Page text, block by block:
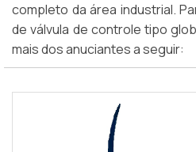
completo da área industrial.
de válvula de controle tipo
mais dos anuciantes a seguir: